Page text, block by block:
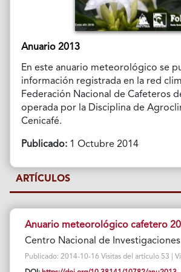
Anuario 2013
En este anuario meteorológico se
información registrada en la red
Federación Nacional de Cafeteros
operada por la Disciplina de
Cenicafé.
Publicado:1 Octubre 2014
ARTÍCULOS
Anuario meteorológico cafetero
Centro Nacional de
Publicado: 2014-10-16 Visitas del artículo 53 |